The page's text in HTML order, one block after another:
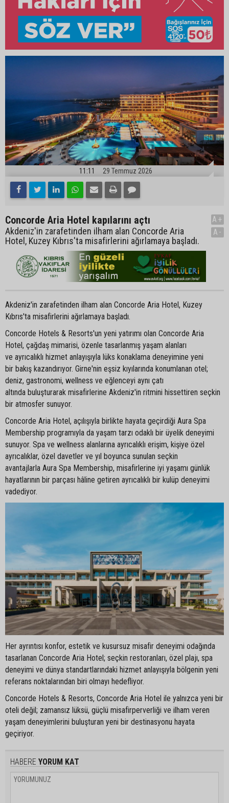
11:11 29 Temmuz 2026
Concorde Aria Hotel kapılarını açtı
Akdeniz'in zarafetinden ilham alan Concorde Aria
Hotel, Kuzey Kıbrıs'ta misafirlerini ağırlamaya başladı.
A+
A-
Akdeniz'in zarafetinden ilham alan Concorde Aria Hotel, Kuzey
Kıbrıs'ta misafirlerini ağırlamaya başladı.
Concorde Hotels & Resorts'un yeni yatırımı olan Concorde Aria
Hotel, çağdaş mimarisi, özenle tasarlanmış yaşam alanları
ve ayrıcalıklı hizmet anlayışıyla lüks konaklama deneyimine yeni
bir bakış kazandırıyor. Girne'nin eşsiz kıyılarında konumlanan otel;
deniz, gastronomi, wellness ve eğlenceyi aynı çatı
altında buluşturarak misafirlerine Akdeniz'in ritmini hissettiren seçkin
bir atmosfer sunuyor.
Concorde Aria Hotel, açılışıyla birlikte hayata geçirdiği Aura Spa
Membership programıyla da yaşam tarzı odaklı bir üyelik deneyimi
sunuyor. Spa ve wellness alanlarına ayrıcalıklı erişim, kişiye özel
ayrıcalıklar, özel davetler ve yıl boyunca sunulan seçkin
avantajlarla Aura Spa Membership, misafirlerine iyi yaşamı günlük
hayatlarının bir parçası hâline getiren ayrıcalıklı bir kulüp deneyimi
vadediyor.
Her ayrıntısı konfor, estetik ve kusursuz misafir deneyimi odağında
tasarlanan Concorde Aria Hotel; seçkin restoranları, özel plajı, spa
deneyimi ve dünya standartlarındaki hizmet anlayışıyla bölgenin yeni
referans noktalarından biri olmayı hedefliyor.
Concorde Hotels & Resorts, Concorde Aria Hotel ile yalnızca yeni bir
oteli değil; zamansız lüksü, güçlü misafirperverliği ve ilham veren
yaşam deneyimlerini buluşturan yeni bir destinasyonu hayata
geçiriyor.
HABERE YORUM KAT